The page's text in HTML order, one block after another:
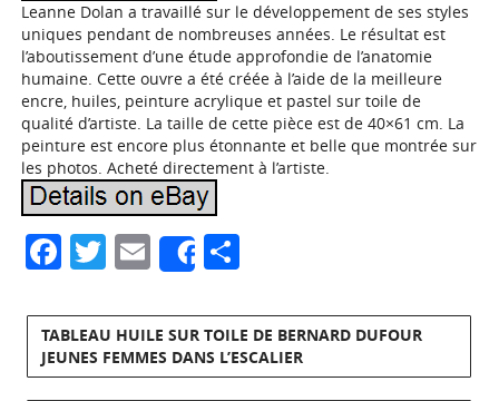
Leanne Dolan a travaillé sur le développement de ses styles
uniques pendant de nombreuses années. Le résultat est
l’aboutissement d’une étude approfondie de l’anatomie
humaine. Cette ouvre a été créée à l’aide de la meilleure
encre, huiles, peinture acrylique et pastel sur toile de
qualité d’artiste. La taille de cette pièce est de 40×61 cm. La
peinture est encore plus étonnante et belle que montrée sur
les photos. Acheté directement à l’artiste.
Facebook
Twitter
Email
Share
TABLEAU HUILE SUR TOILE DE BERNARD DUFOUR
JEUNES FEMMES DANS L’ESCALIER